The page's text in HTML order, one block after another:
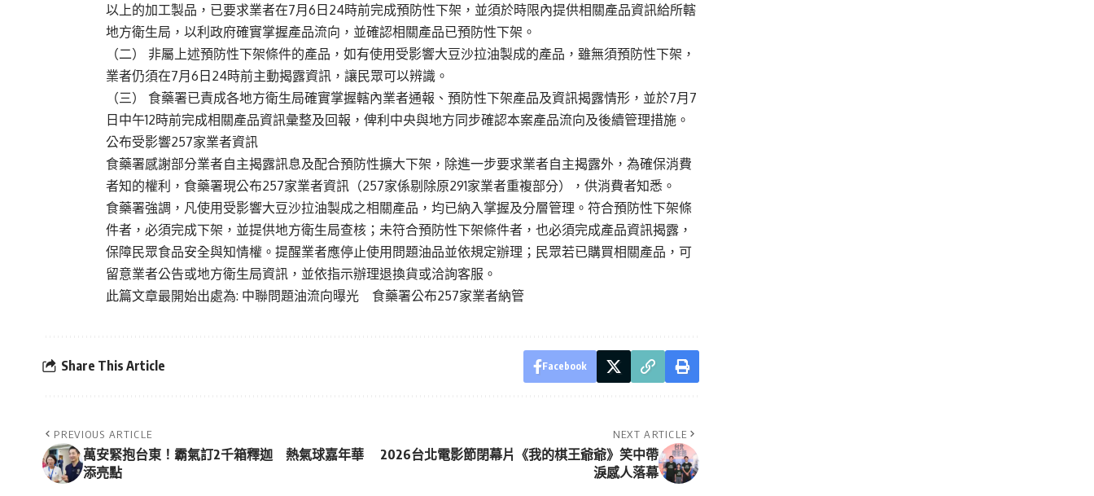
以上的加工製品，已要求業者在7月6日24時前完成預防性下架，並須於時限內提供相關產品資訊給所轄
地方衛生局，以利政府確實掌握產品流向，並確認相關產品已預防性下架。
（二） 非屬上述預防性下架條件的產品，如有使用受影響大豆沙拉油製成的產品，雖無須預防性下架，
業者仍須在7月6日24時前主動揭露資訊，讓民眾可以辨識。
（三） 食藥署已責成各地方衛生局確實掌握轄內業者通報、預防性下架產品及資訊揭露情形，並於7月7
日中午12時前完成相關產品資訊彙整及回報，俾利中央與地方同步確認本案產品流向及後續管理措施。
公布受影響257家業者資訊
食藥署感謝部分業者自主揭露訊息及配合預防性擴大下架，除進一步要求業者自主揭露外，為確保消費
者知的權利，食藥署現公布257家業者資訊（257家係剔除原291家業者重複部分），供消費者知悉。
食藥署強調，凡使用受影響大豆沙拉油製成之相關產品，均已納入掌握及分層管理。符合預防性下架條
件者，必須完成下架，並提供地方衛生局查核；未符合預防性下架條件者，也必須完成產品資訊揭露，
保障民眾食品安全與知情權。提醒業者應停止使用問題油品並依規定辦理；民眾若已購買相關產品，可
留意業者公告或地方衛生局資訊，並依指示辦理退換貨或洽詢客服。
此篇文章最開始出處為: 中聯問題油流向曝光 食藥署公布257家業者納管
Share This Article Facebook
PREVIOUS ARTICLE
萬安緊抱台東！霸氣訂2千箱釋迦 熱氣球嘉年華
添亮點
NEXT ARTICLE
2026台北電影節閉幕片《我的棋王爺爺》笑中帶
淚感人落幕